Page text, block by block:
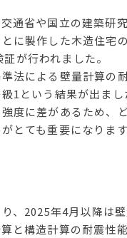
通省や国立の建築研
に製作した木造住宅
が行われました。
法による壁量計算の
1という結果が出まし
度に差があるため、
とても重要になります
、2025年4月以降は
と構造計算の耐震性